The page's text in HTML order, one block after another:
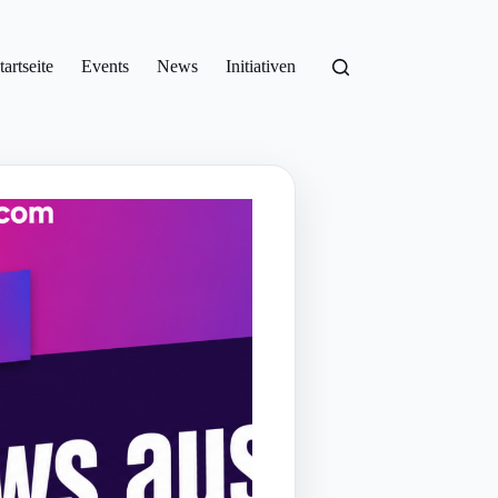
Events News Initiativen